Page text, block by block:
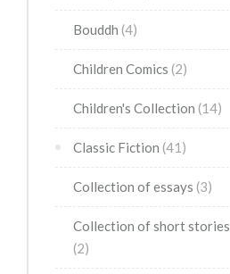
Bouddh (4)
Children Comics (2)
Children's Collection (14)
Classic Fiction (41)
Collection of essays (3)
Collection of short stories
(2)